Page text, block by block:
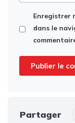
Enregistrer
dans le
Partager